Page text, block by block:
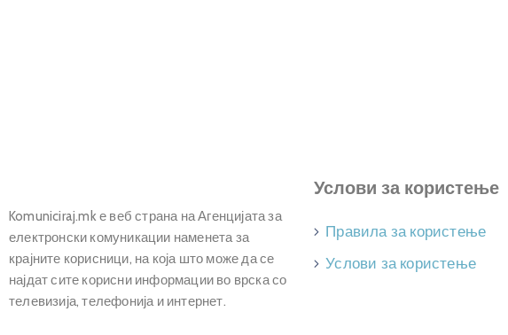
Komuniciraj.mk е веб страна на Агенцијата за
електронски комуникации наменета за
крајните корисници, на која што може да се
најдат сите корисни информации во врска со
телевизија, телефонија и интернет.
Услови за користење
Правила за користење
Услови за користење